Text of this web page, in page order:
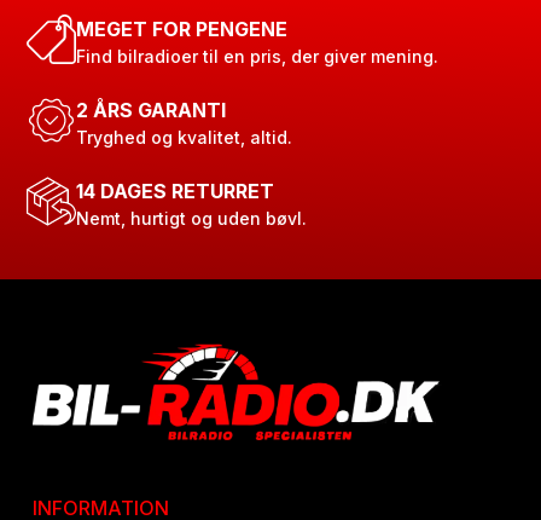
MEGET FOR PENGENE
Find bilradioer til en pris, der giver mening.
2 ÅRS GARANTI
Tryghed og kvalitet, altid.
14 DAGES RETURRET
Nemt, hurtigt og uden bøvl.
INFORMATION